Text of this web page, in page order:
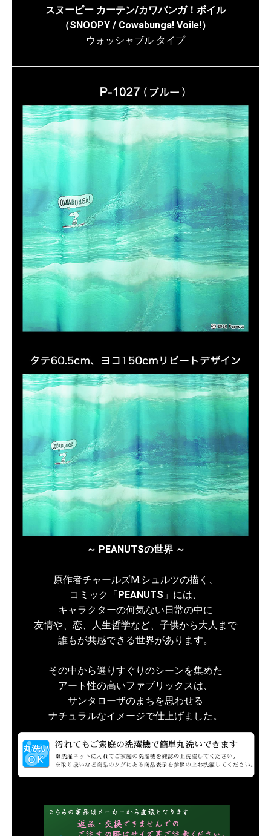
スヌーピー カーテン/カワバンガ！ボイル
（SNOOPY / Cowabunga! Voile!）
ウォッシャブル タイプ
～ PEANUTSの世界 ～
原作者チャールズM.シュルツの描く、
コミック「 PEANUTS 」には、
キャラクターの何気ない日常の中に
友情や、恋、人生哲学など、子供から大人まで
誰もが共感できる世界があります。
その中から選りすぐりのシーンを集めた
アート性の高いファブリックスは、
サンタローザのまちを思わせる
ナチュラルなイメージで仕上げました。